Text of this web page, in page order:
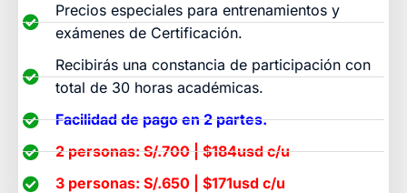
Precios especiales para entrenamientos y
exámenes de Certificación.
Recibirás una constancia de participación con
total de 30 horas académicas.
Facilidad de pago en 2 partes.
2 personas: S/.700 | $184usd c/u
3 personas: S/.650 | $171usd c/u